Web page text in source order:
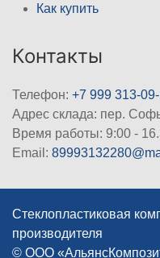
Как купить
Контакты
Телефон: +7 999 313-
Адрес склада: пер.
Время работы: 9:00 -
Email:
Стеклопластиковая
производителя
© ООО